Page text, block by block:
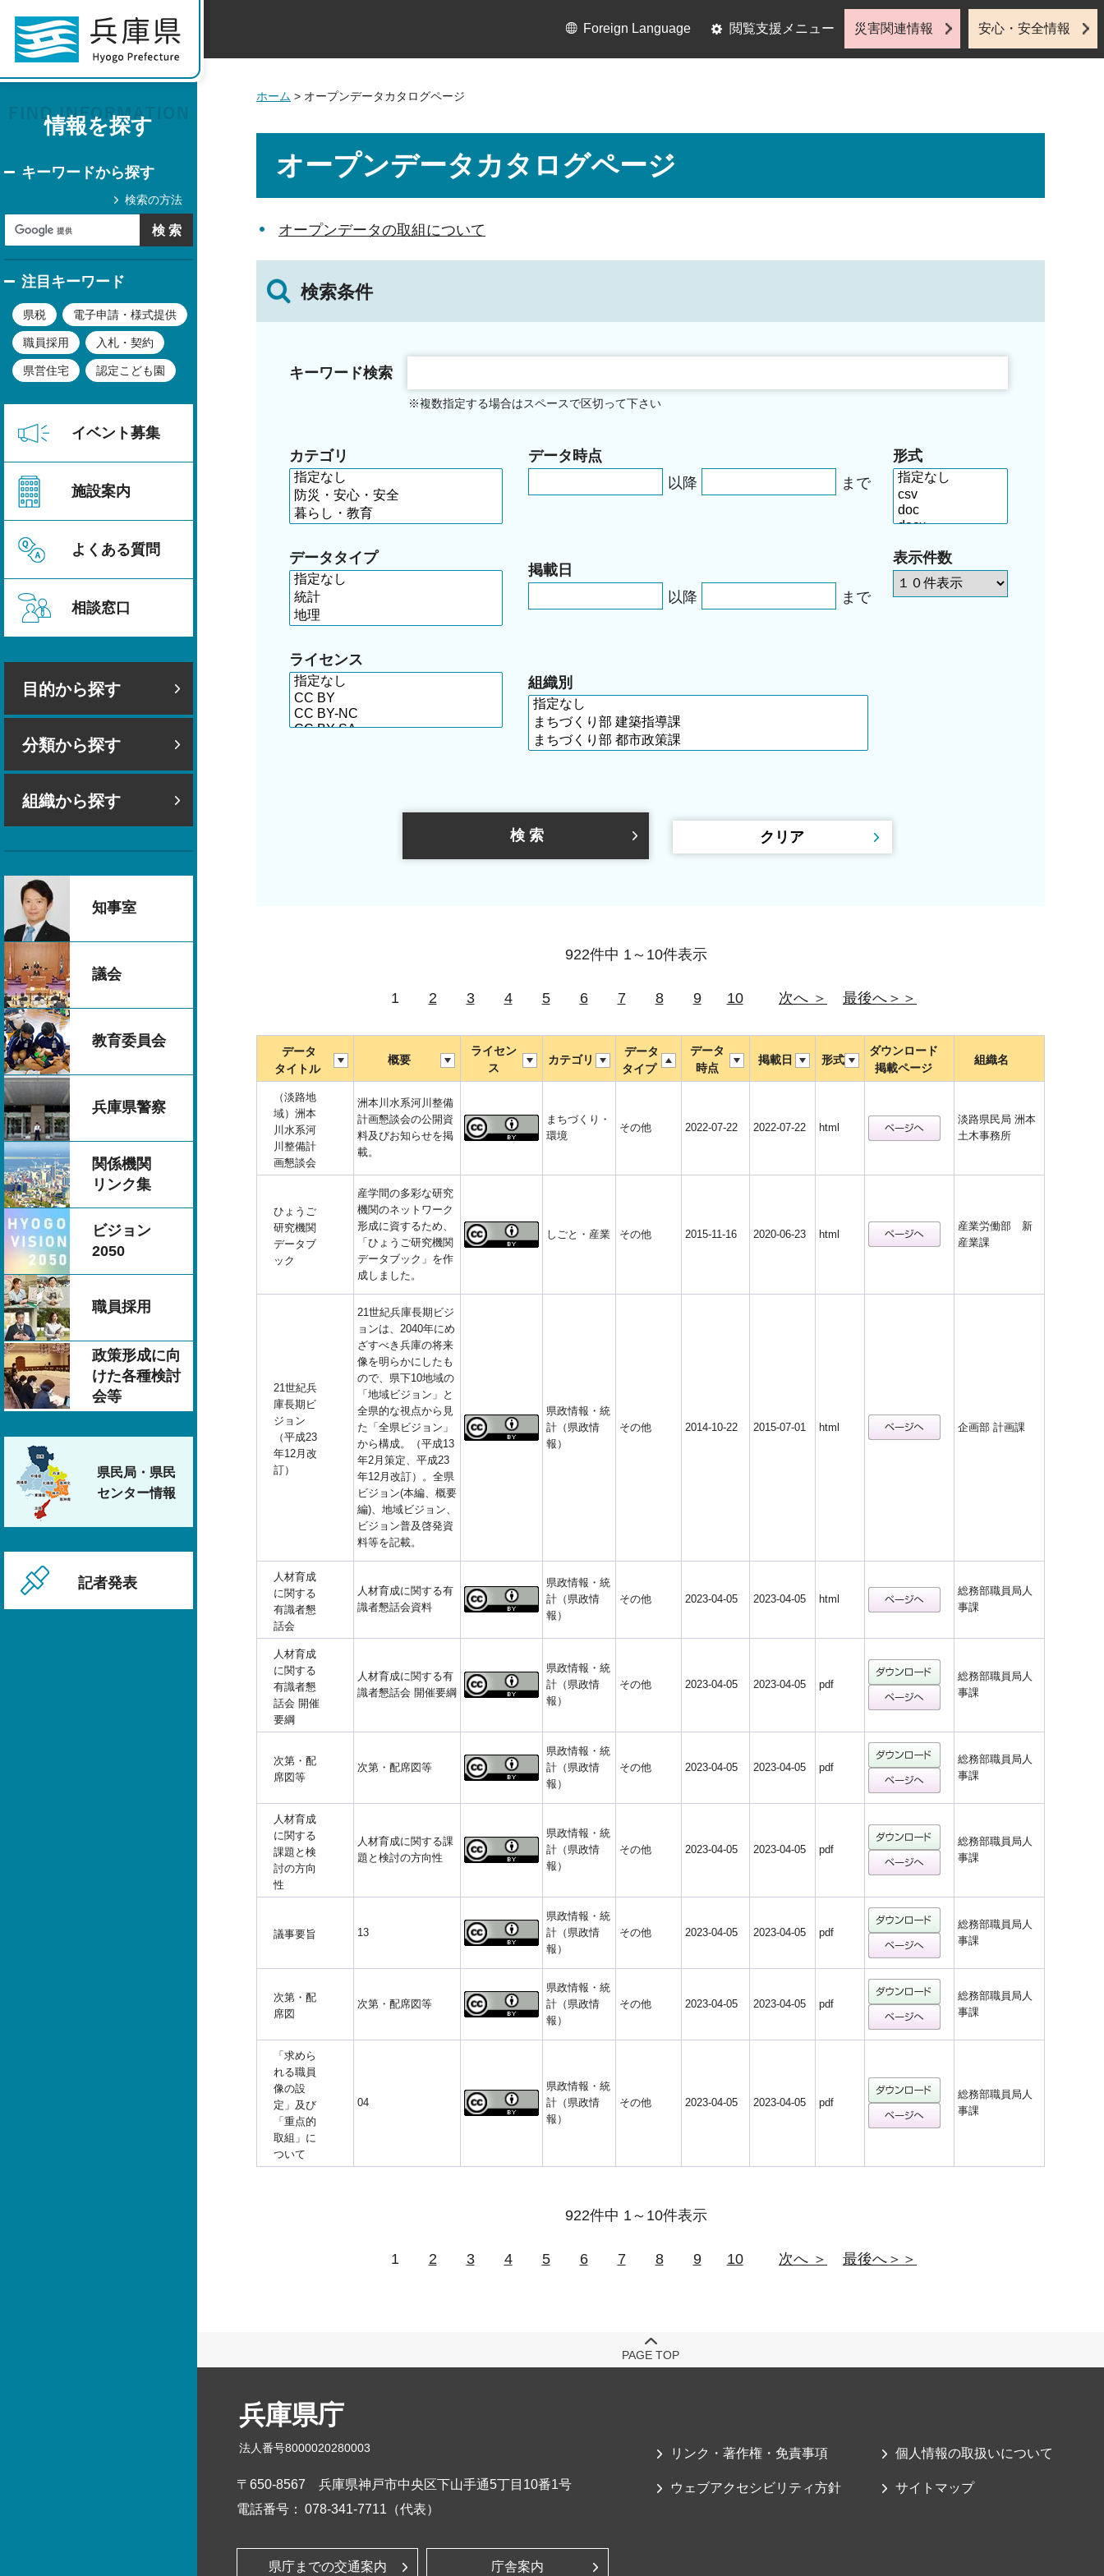
情報を探す
キーワードから探す
検索の方法
注目キーワード
県税 電子申請・様式提供
職員採用 入札・契約
県営住宅 認定こども園
イベント募集
施設案内
よくある質問
相談窓口
目的から探す
分類から探す
組織から探す
知事室
議会
教育委員会
兵庫県警察
関係機関
リンク集
ビジョン
2050
職員採用
政策形成に向
けた各種検討
会等
県民局・県民
センター情報
記者発表
Foreign Language 閲覧支援メニュー 災害関連情報 安心・安全情報
ホーム > オープンデータカタログページ
オープンデータカタログページ
オープンデータの取組について
検索条件
キーワード検索
※複数指定する場合はスペースで区切って下さい
カテゴリ
データタイプ
ライセンス
データ時点
以降
まで
掲載日
以降
まで
形式
表示件数
組織別
922件中 1～10件表示
1 2 3 4 5 6 7 8 9 10 次へ ＞ 最後へ＞＞
データ
タイトル
概要
ライセン
ス
カテゴリ
データ
タイプ
データ
時点
掲載日 形式
ダウンロード
掲載ページ
組織名
（淡路地
域）洲本
川水系河
川整備計
画懇談会
洲本川水系河川整備
計画懇談会の公開資
料及びお知らせを掲
載。
まちづくり・
環境
その他 2022-07-22 2022-07-22 html
淡路県民局 洲本
土木事務所
ひょうご
研究機関
データブ
ック
産学間の多彩な研究
機関のネットワーク
形成に資するため、
「ひょうご研究機関
データブック」を作
成しました。
しごと・産業 その他 2015-11-16 2020-06-23 html
産業労働部 新
産業課
21世紀兵
庫長期ビ
ジョン
（平成23
年12月改
訂）
21世紀兵庫長期ビジ
ョンは、2040年にめ
ざすべき兵庫の将来
像を明らかにしたも
ので、県下10地域の
「地域ビジョン」と
全県的な視点から見
た「全県ビジョン」
から構成。（平成13
年2月策定、平成23
年12月改訂）。全県
ビジョン(本編、概要
編)、地域ビジョン、
ビジョン普及啓発資
料等を記載。
県政情報・統
計（県政情
報）
その他 2014-10-22 2015-07-01 html 企画部 計画課
人材育成
に関する
有識者懇
話会
人材育成に関する有
識者懇話会資料
県政情報・統
計（県政情
報）
その他 2023-04-05 2023-04-05 html
総務部職員局人
事課
人材育成
に関する
有識者懇
話会 開催
要綱
人材育成に関する有
識者懇話会 開催要綱
県政情報・統
計（県政情
報）
その他 2023-04-05 2023-04-05 pdf
総務部職員局人
事課
次第・配
席図等
次第・配席図等
県政情報・統
計（県政情
報）
その他 2023-04-05 2023-04-05 pdf
総務部職員局人
事課
人材育成
に関する
課題と検
討の方向
性
人材育成に関する課
題と検討の方向性
県政情報・統
計（県政情
報）
その他 2023-04-05 2023-04-05 pdf
総務部職員局人
事課
議事要旨 13
県政情報・統
計（県政情
報）
その他 2023-04-05 2023-04-05 pdf
総務部職員局人
事課
次第・配
席図
次第・配席図等
県政情報・統
計（県政情
報）
その他 2023-04-05 2023-04-05 pdf
総務部職員局人
事課
「求めら
れる職員
像の設
定」及び
「重点的
取組」に
ついて
04
県政情報・統
計（県政情
報）
その他 2023-04-05 2023-04-05 pdf
総務部職員局人
事課
922件中 1～10件表示
1 2 3 4 5 6 7 8 9 10 次へ ＞ 最後へ＞＞
PAGE TOP
兵庫県庁
法人番号8000020280003
〒650-8567
兵庫県神戸市中央区下山手通5丁目10番1号
電話番号： 078-341-7711（代表）
リンク・著作権・免責事項 個人情報の取扱いについて
ウェブアクセシビリティ方針 サイトマップ
県庁までの交通案内 庁舎案内